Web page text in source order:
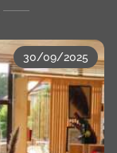
30/09/2025